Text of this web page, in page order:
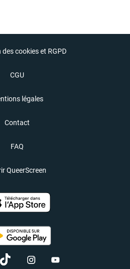
des cookies et RGPD
CGU
légales
Contact
FAQ
QueerScreen